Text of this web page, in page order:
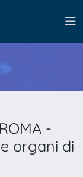
-
organi di